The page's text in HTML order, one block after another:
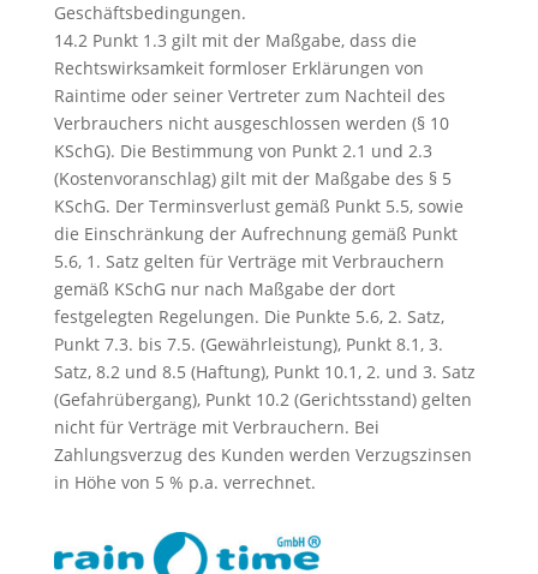
Geschäftsbedingungen.
14.2 Punkt 1.3 gilt mit der Maßgabe, dass die
Rechtswirksamkeit formloser Erklärungen von
Raintime oder seiner Vertreter zum Nachteil des
Verbrauchers nicht ausgeschlossen werden (§ 10
KSchG). Die Bestimmung von Punkt 2.1 und 2.3
(Kostenvoranschlag) gilt mit der Maßgabe des § 5
KSchG. Der Terminsverlust gemäß Punkt 5.5, sowie
die Einschränkung der Aufrechnung gemäß Punkt
5.6, 1. Satz gelten für Verträge mit Verbrauchern
gemäß KSchG nur nach Maßgabe der dort
festgelegten Regelungen. Die Punkte 5.6, 2. Satz,
Punkt 7.3. bis 7.5. (Gewährleistung), Punkt 8.1, 3.
Satz, 8.2 und 8.5 (Haftung), Punkt 10.1, 2. und 3. Satz
(Gefahrübergang), Punkt 10.2 (Gerichtsstand) gelten
nicht für Verträge mit Verbrauchern. Bei
Zahlungsverzug des Kunden werden Verzugszinsen
in Höhe von 5 % p.a. verrechnet.